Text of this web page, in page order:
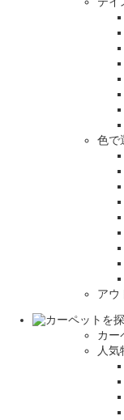
色で
アウ
カー
人気